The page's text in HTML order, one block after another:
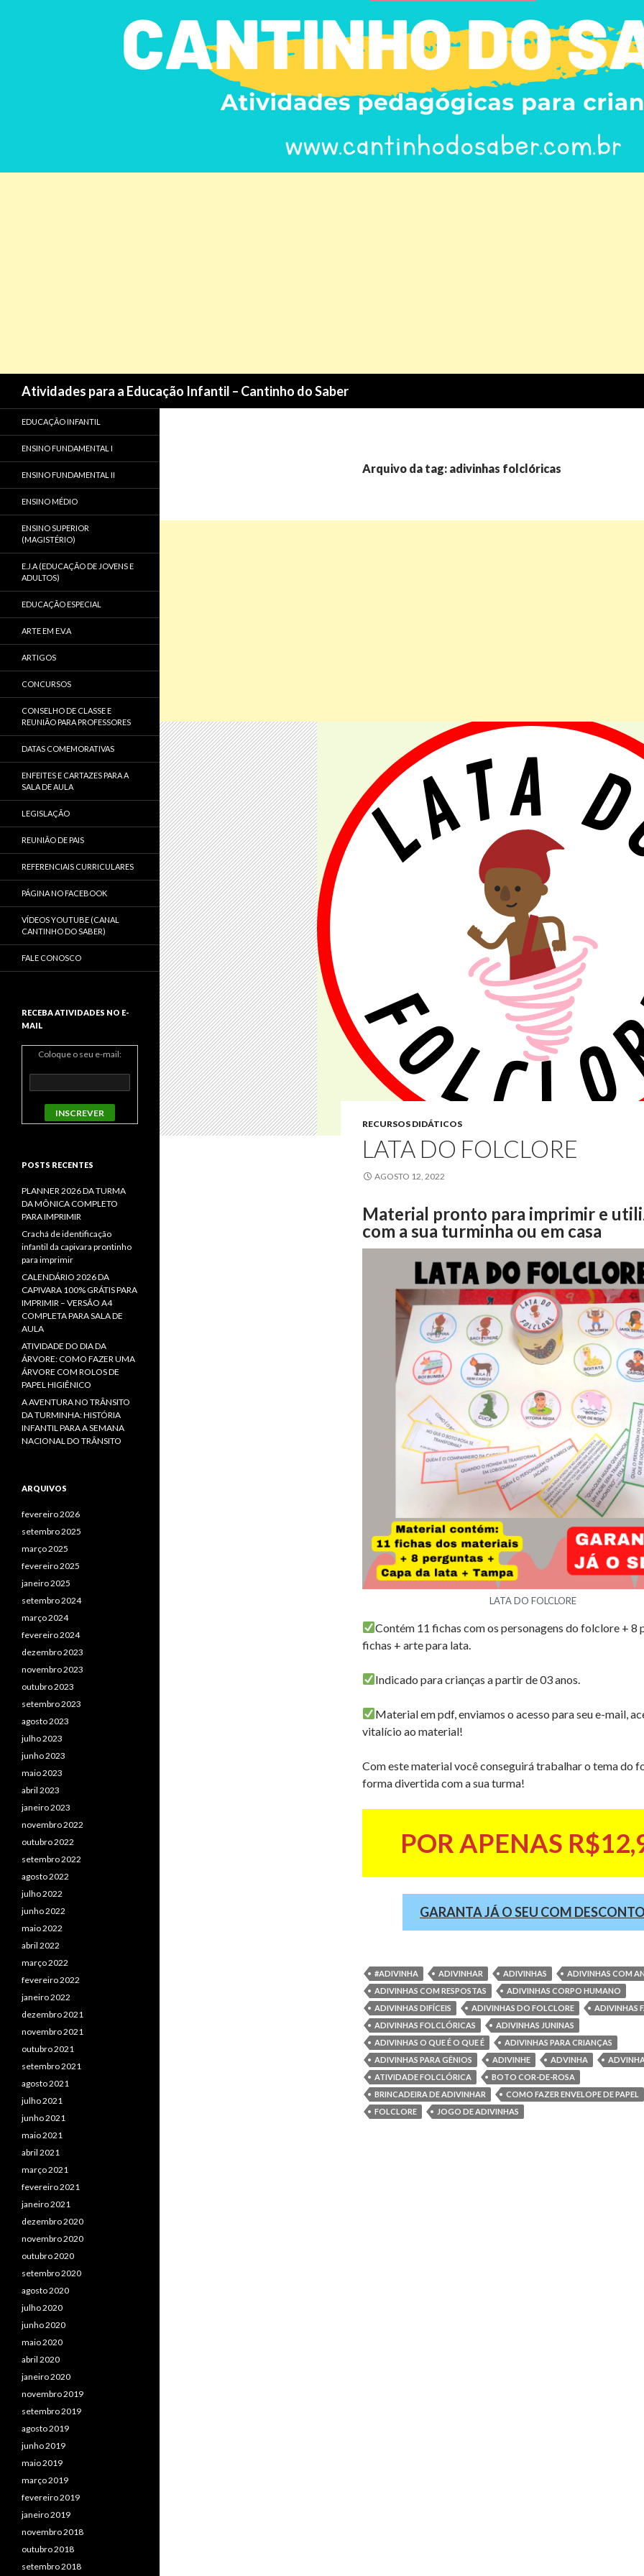
Atividades para a Educação Infantil – Cantinho do Saber
Arquivo da tag: adivinhas folclóricas
RECURSOS DIDÁTICOS
LATA DO FOLCLORE
AGOSTO 12, 2022
Material pronto para imprimir e
com a sua turminha ou em casa
LATA DO FOLCLORE
Contém 11 fichas com os personagens do folclore + 8
fichas + arte para lata.
Indicado para crianças a partir de 03 anos.
Material em pdf, enviamos o acesso para seu e-mail,
vitalício ao material!
Com este material você conseguirá trabalhar o tema do
forma divertida com a sua turma!
POR APENAS
GARANTA JÁ O SEU COM
#ADIVINHA ADIVINHAR ADIVINHAS
ADIVINHAS COM
ADIVINHAS COM RESPOSTAS
ADIVINHAS CORPO HUMANO
ADIVINHAS DIFÍCEIS
ADIVINHAS DO FOLCLORE
ADIVINHAS
ADIVINHAS FOLCLÓRICAS
ADIVINHAS JUNINAS
ADIVINHAS O QUE É O QUE É
ADIVINHAS PARA CRIANÇAS
ADIVINHAS PARA GÊNIOS
ADIVINHE ADVINHA
ATIVIDADE FOLCLÓRICA
BOTO COR-DE-ROSA
BRINCADEIRA DE ADIVINHAR
COMO FAZER ENVELOPE DE PAPEL
FOLCLORE
JOGO DE ADIVINHAS
EDUCAÇÃO INFANTIL
ENSINO FUNDAMENTAL I
ENSINO FUNDAMENTAL II
ENSINO MÉDIO
ENSINO SUPERIOR
(MAGISTÉRIO)
E.J.A (EDUCAÇÃO DE JOVENS E
ADULTOS)
EDUCAÇÃO ESPECIAL
ARTE EM E.V.A
ARTIGOS
CONCURSOS
CONSELHO DE CLASSE E
REUNIÃO PARA PROFESSORES
DATAS COMEMORATIVAS
ENFEITES E CARTAZES PARA A
SALA DE AULA
LEGISLAÇÃO
REUNIÃO DE PAIS
REFERENCIAIS CURRICULARES
PÁGINA NO FACEBOOK
VÍDEOS YOUTUBE (CANAL
CANTINHO DO SABER)
FALE CONOSCO
RECEBA ATIVIDADES NO E-
MAIL
Coloque o seu e-mail:
POSTS RECENTES
PLANNER 2026 DA TURMA
DA MÔNICA COMPLETO
PARA IMPRIMIR
Crachá de identificação
infantil da capivara prontinho
para imprimir
CALENDÁRIO 2026 DA
CAPIVARA 100% GRÁTIS PARA
IMPRIMIR – VERSÃO A4
COMPLETA PARA SALA DE
AULA
ATIVIDADE DO DIA DA
ÁRVORE: COMO FAZER UMA
ÁRVORE COM ROLOS DE
PAPEL HIGIÊNICO
A AVENTURA NO TRÂNSITO
DA TURMINHA: HISTÓRIA
INFANTIL PARA A SEMANA
NACIONAL DO TRÂNSITO
ARQUIVOS
fevereiro 2026
setembro 2025
março 2025
fevereiro 2025
janeiro 2025
setembro 2024
março 2024
fevereiro 2024
dezembro 2023
novembro 2023
outubro 2023
setembro 2023
agosto 2023
julho 2023
junho 2023
maio 2023
abril 2023
janeiro 2023
novembro 2022
outubro 2022
setembro 2022
agosto 2022
julho 2022
junho 2022
maio 2022
abril 2022
março 2022
fevereiro 2022
janeiro 2022
dezembro 2021
novembro 2021
outubro 2021
setembro 2021
agosto 2021
julho 2021
junho 2021
maio 2021
abril 2021
março 2021
fevereiro 2021
janeiro 2021
dezembro 2020
novembro 2020
outubro 2020
setembro 2020
agosto 2020
julho 2020
junho 2020
maio 2020
abril 2020
janeiro 2020
novembro 2019
setembro 2019
agosto 2019
junho 2019
maio 2019
março 2019
fevereiro 2019
janeiro 2019
novembro 2018
outubro 2018
setembro 2018